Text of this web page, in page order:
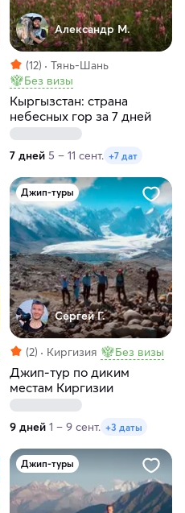
Александр М.
(12)
Тянь-Шань
Без визы
Кыргызстан: страна
небесных гор за 7 дней
7 дней 5 – 11 сент. +7 дат
Джип-туры
Сергей Г.
(2) Киргизия Без визы
Джип-тур по диким
местам Киргизии
9 дней 1 – 9 сент. +3 даты
Джип-туры